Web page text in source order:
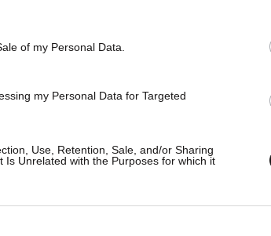
of my Personal Data.
my Personal Data for Targeted
Use, Retention, Sale, and/or Sharing
Is Unrelated with the Purposes for which it